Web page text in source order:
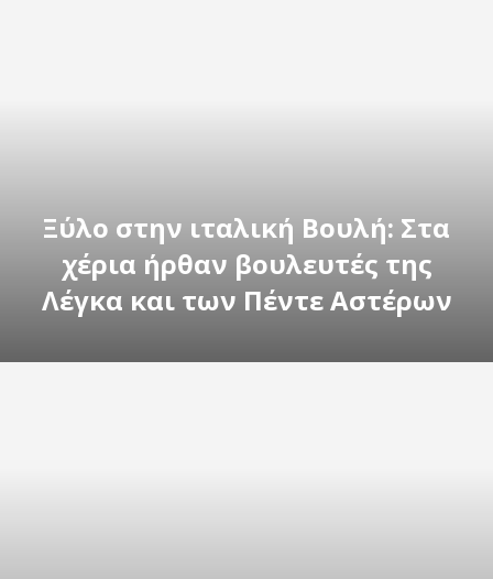
Ξύλο στην ιταλική Βουλή: Στα
χέρια ήρθαν βουλευτές της
Λέγκα και των Πέντε Αστέρων